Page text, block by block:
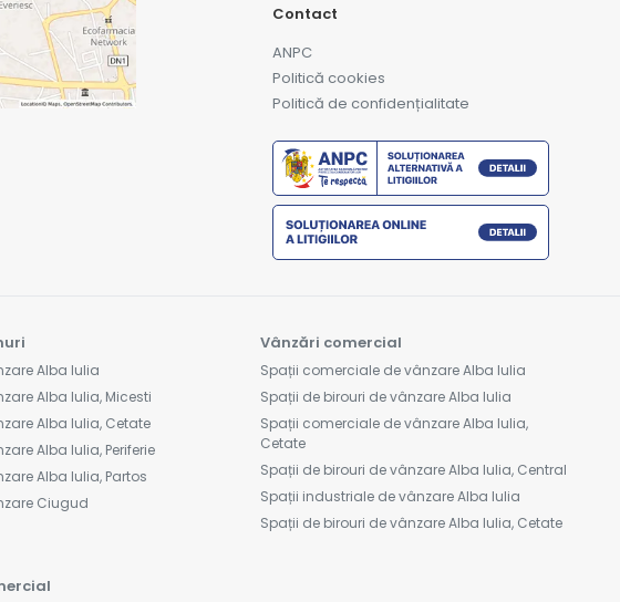
Contact
ANPC
Politică cookies
Politică de confidențialitate
Alba Iulia
Alba Iulia, Micesti
Alba Iulia, Cetate
Alba Iulia, Periferie
Alba Iulia, Partos
Ciugud
Vânzări comercial
Spații comerciale de vânzare Alba Iulia
Spații de birouri de vânzare Alba Iulia
Spații comerciale de vânzare Alba Iulia,
Cetate
Spații de birouri de vânzare Alba Iulia, Central
Spații industriale de vânzare Alba Iulia
Spații de birouri de vânzare Alba Iulia, Cetate